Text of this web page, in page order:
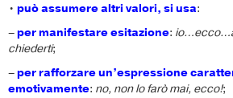
• può assumere altri valori, si usa:
–per manifestare esitazione:
chiederti;
–per rafforzare un’espressione
emotivamente: no, non lo farò mai, ecco!;